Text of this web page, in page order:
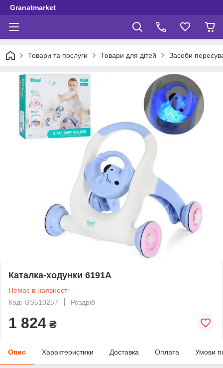
Granatmarket
Товари та послуги Товари для дітей Засоби
Каталка-ходунки 6191A
Немає в наявності
Код: GS510257
Роздріб
1 824 ₴
Опис Характеристики Доставка Оплата Умови